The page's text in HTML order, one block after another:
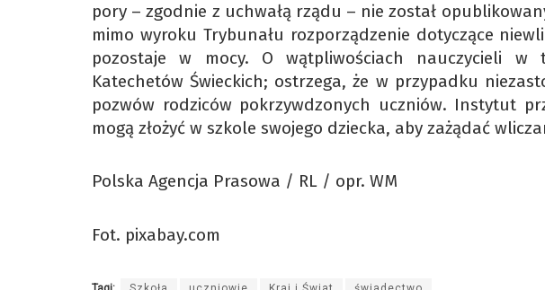
pory – zgodnie z uchwałą rządu – nie został
mimo wyroku Trybunału rozporządzenie dotyczące
pozostaje w mocy. O wątpliwościach nauczycieli w
Katechetów Świeckich; ostrzega, że w przypadku
pozwów rodziców pokrzywdzonych uczniów. Instytut
mogą złożyć w szkole swojego dziecka, aby zażądać
Polska Agencja Prasowa / RL / opr. WM
Fot. pixabay.com